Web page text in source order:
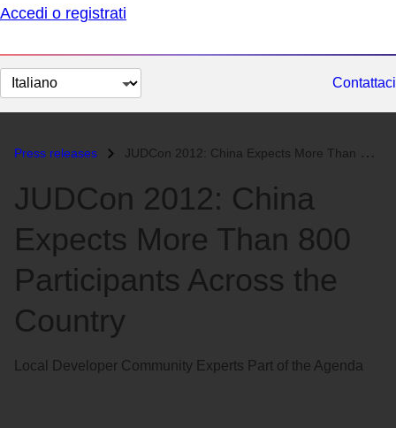
Accedi o registrati
Cambia
lingua
Contattaci
Press releases JUDCon 2012: China Expects More Than 800 Participants Across the Count...
JUDCon 2012: China
Expects More Than 800
Participants Across the
Country
Local Developer Community Experts Part of the Agenda